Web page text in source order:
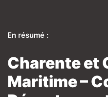
En résumé :
Charente et
Maritime –